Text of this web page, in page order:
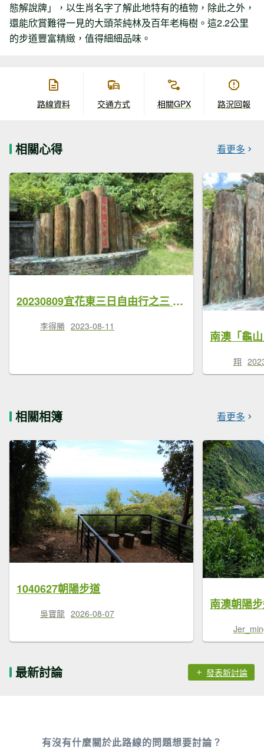
態解說牌」，以生肖名字了解此地特有的植物，除此之外，
還能欣賞難得一見的大頭茶純林及百年老梅樹。這2.2公里
的步道豐富精緻，值得細細品味。
路線資料 交通方式 相關GPX 路況回報
相關心得 看更多
20230809宜花東三日自由行之三 南澳朝陽國家步道 定情湖(?) 神祕海岸 (兩輪+兩腿)
李得勝 2023-08-11
南澳「龜
翔
相關相簿 看更多
1040627朝陽步道
吳寶龍 2026-08-07
南澳朝陽
最新討論 發表新討論
有沒有什麼關於此路線的問題想要討論？